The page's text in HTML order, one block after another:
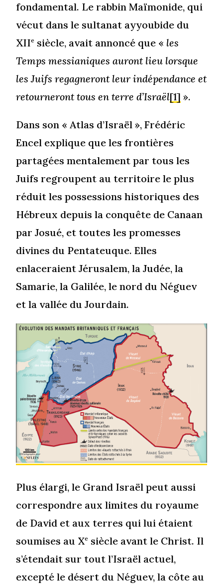
fondamental. Le rabbin Maïmonide, qui
vécut dans le sultanat ayyoubide du
XIIe siècle, avait annoncé que « les
Temps messianiques auront lieu lorsque
les Juifs regagneront leur indépendance et
retourneront tous en terre d’Israël[1] ».
Dans son « Atlas d’Israël », Frédéric
Encel explique que les frontières
partagées mentalement par tous les
Juifs regroupent au territoire le plus
réduit les possessions historiques des
Hébreux depuis la conquête de Canaan
par Josué, et toutes les promesses
divines du Pentateuque. Elles
enlaceraient Jérusalem, la Judée, la
Samarie, la Galilée, le nord du Néguev
et la vallée du Jourdain.
Plus élargi, le Grand Israël peut aussi
correspondre aux limites du royaume
de David et aux terres qui lui étaient
soumises au Xe siècle avant le Christ. Il
s’étendait sur tout l’Israël actuel,
excepté le désert du Néguev, la côte au